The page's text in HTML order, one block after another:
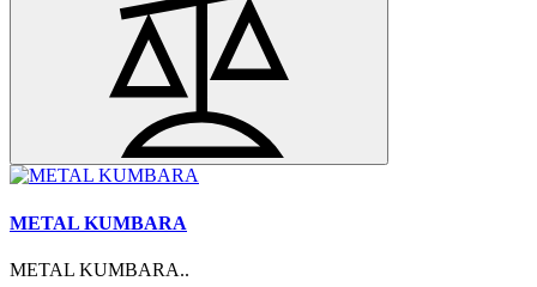
METAL KUMBARA
METAL KUMBARA..